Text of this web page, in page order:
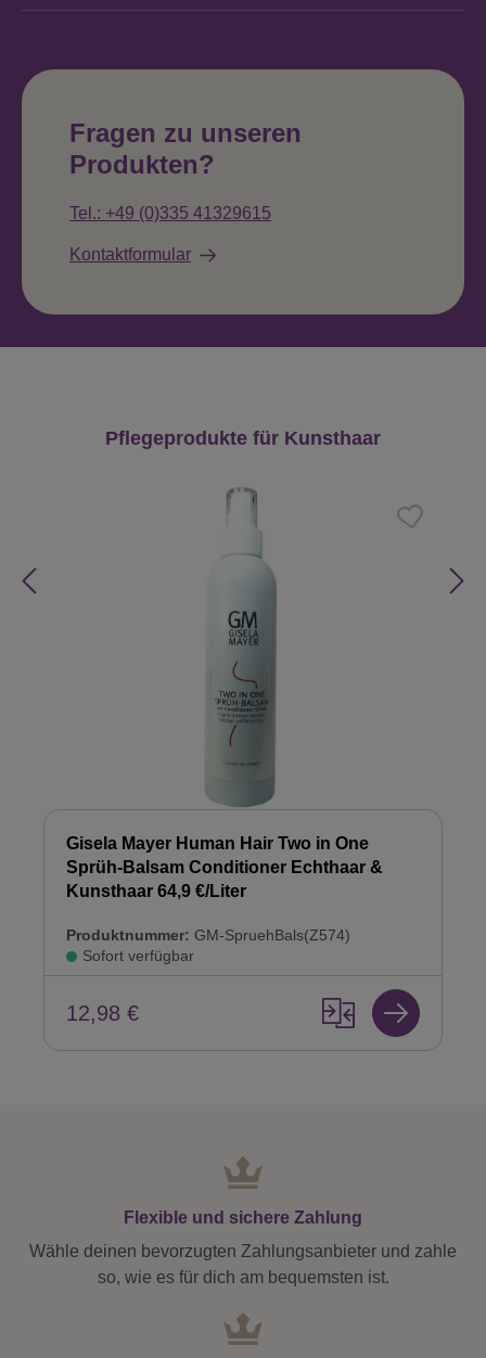
Fragen zu unseren
Produkten?
Tel.: +49 (0)335 41329615
Kontaktformular
Produktgalerie überspringen
Pflegeprodukte für Kunsthaar
Gisela Mayer Human Hair Two in One
Sprüh-Balsam Conditioner Echthaar &
Kunsthaar 64,9 €/Liter
Produktnummer: GM-SpruehBals(Z574)
Sofort verfügbar
12,98 €
Flexible und sichere Zahlung
Wähle deinen bevorzugten Zahlungsanbieter und zahle
so, wie es für dich am bequemsten ist.